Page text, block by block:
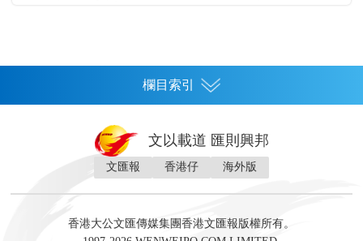
欄目索引
灣區人
財經 地產 投資 財評 數字經濟
文以載道 匯則興邦
文匯報 香港仔 海外版
香港大公文匯傳媒集團香港文匯報版權所有。